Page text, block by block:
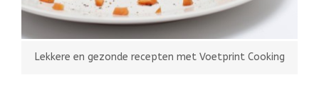
Lekkere en gezonde recepten met Voetprint Cooking